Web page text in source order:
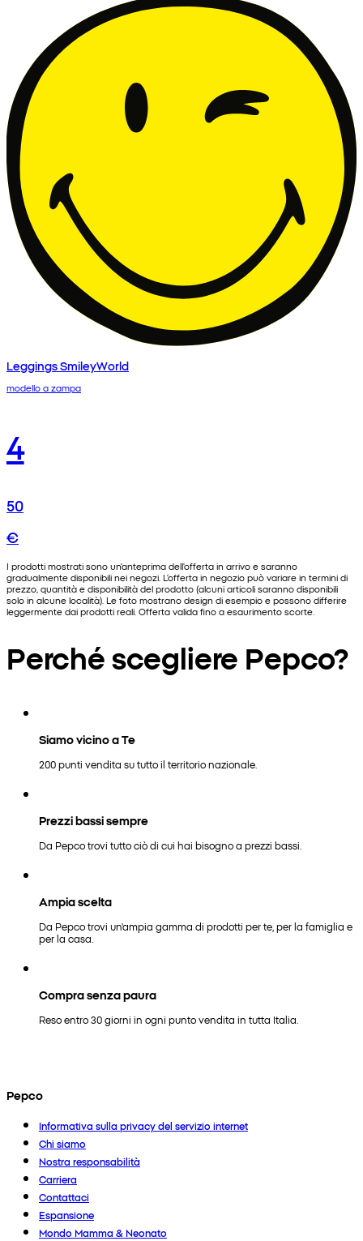
Leggings SmileyWorld
modello a zampa
4
50
€
I prodotti mostrati sono un'anteprima dell'offerta in arrivo e saranno
gradualmente disponibili nei negozi. L'offerta in negozio può variare in termini di
prezzo, quantità e disponibilità del prodotto (alcuni articoli saranno disponibili
solo in alcune località). Le foto mostrano design di esempio e possono differire
leggermente dai prodotti reali. Offerta valida fino a esaurimento scorte.
Perché scegliere Pepco?
Siamo vicino a Te
200 punti vendita su tutto il territorio nazionale.
Prezzi bassi sempre
Da Pepco trovi tutto ciò di cui hai bisogno a prezzi bassi.
Ampia scelta
Da Pepco trovi un'ampia gamma di prodotti per te, per la famiglia e
per la casa.
Compra senza paura
Reso entro 30 giorni in ogni punto vendita in tutta Italia.
Pepco
Informativa sulla privacy del servizio internet
Chi siamo
Nostra responsabilità
Carriera
Contattaci
Espansione
Mondo Mamma & Neonato